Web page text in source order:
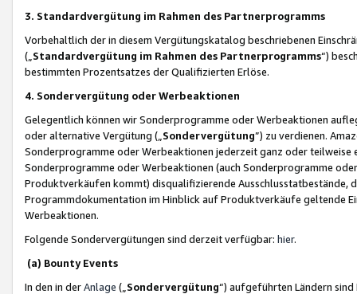
3. Standardvergütung im Rahmen des Partnerprogramms
Vorbehaltlich der in diesem Vergütungskatalog beschriebenen
(„ Standardvergütung im Rahmen des Partnerprogramms“)
bestimmten Prozentsatzes der Qualifizierten Erlöse.
4. Sondervergütung oder Werbeaktionen
Gelegentlich können wir Sonderprogramme oder Werbeaktionen
oder alternative Vergütung („ Sondervergütung”) zu verdienen.
Sonderprogramme oder Werbeaktionen jederzeit ganz oder
Sonderprogramme oder Werbeaktionen (auch Sonderprogramme
Produktverkäufen kommt) disqualifizierende Ausschlusstatbestände,
Programmdokumentation im Hinblick auf Produktverkäufe geltende
Werbeaktionen.
Folgende Sondervergütungen sind derzeit verfügbar: hier.
(a) Bounty Events
In den in derAnlage („ Sondervergütung“) aufgeführten Ländern